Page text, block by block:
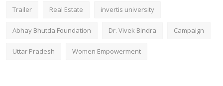
Trailer Real Estate invertis university
Abhay Bhutda Foundation Dr. Vivek Bindra Campaign
Uttar Pradesh Women Empowerment